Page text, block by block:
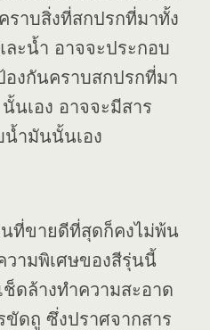
ราบสิ่งที่สกปรกที่มาทั้ง
ะน้ำ อาจจะประกอบ
งกันคราบสกปรกที่มา
นเอง อาจจะมีสาร
น้ำมันนั้นเอง
นที่ขายดีที่สุดก็คงไม่พ้น
วามพิเศษของสีรุ่นนี้
ดล้างทำความสะอาด
ดถู ซึ่งปราศจากสาร